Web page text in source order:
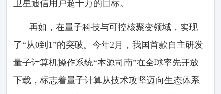
卫星通信用户超千万的目标。
再如，在量子科技与可控核聚变领域，实现
了“从0到1”的突破。今年2月，我国首款自主研发
量子计算机操作系统“本源司南”在全球率先开放
下载，标志着量子计算从技术攻坚迈向生态体系